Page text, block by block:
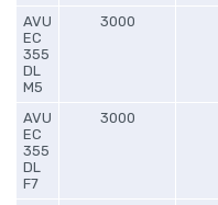
AVU
EC
355
DL
M5
3000
AVU
EC
355
DL
F7
3000